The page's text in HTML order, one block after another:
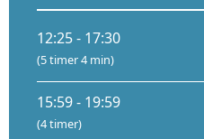
12:25 - 17:30
(5 timer 4 min)
15:59 - 19:59
(4 timer)